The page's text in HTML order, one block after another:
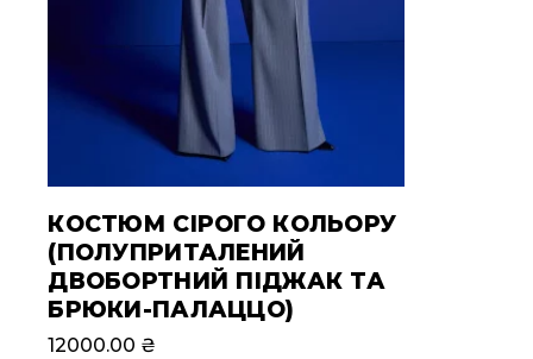
КОСТЮМ СІРОГО КОЛЬОРУ
(ПОЛУПРИТАЛЕНИЙ
ДВОБОРТНИЙ ПІДЖАК ТА
БРЮКИ-ПАЛАЦЦО)
12000.00 ₴